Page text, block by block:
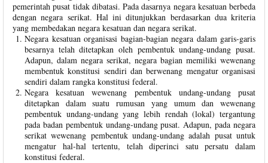
pemerintah pusat tidak dibatasi. Pada dasarnya negara kesatuan berbeda
dengan negara serikat. Hal ini ditunjukkan berdasarkan dua kriteria
yang membedakan negara kesatuan dan negara serikat.
Negara kesatuan organisasi bagian-bagian negara dalam garis-garis
besarnya telah ditetapkan oleh pembentuk undang-undang pusat.
Adapun, dalam negara serikat, negara bagian memiliki wewenang
membentuk konstitusi sendiri dan berwenang mengatur organisasi
sendiri dalam rangka konstitusi federal.
Negara kesatuan wewenang pembentuk undang-undang pusat
ditetapkan dalam suatu rumusan yang umum dan wewenang
pembentuk undang-undang yang lebih rendah (lokal) tergantung
pada badan pembentuk undang-undang pusat. Adapun, pada negara
serikat wewenang pembentuk undang-undang adalah pusat untuk
mengatur hal-hal tertentu, telah diperinci satu persatu dalam
konstitusi federal.